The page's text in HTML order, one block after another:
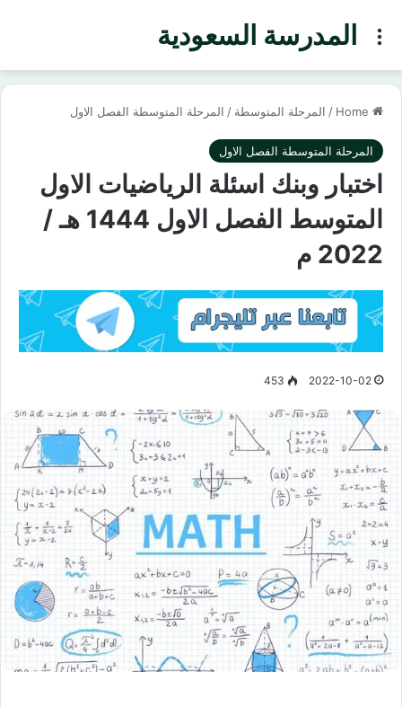
المدرسة السعوديةMenu
/ المرحلة المتوسطة / المرحلة المتوسطة الفصل الاول
المرحلة المتوسطة الفصل الاول
اختبار وبنك اسئلة الرياضيات الاول
المتوسط الفصل الاول 1444 هـ /
2022 م
2022-10-02
453